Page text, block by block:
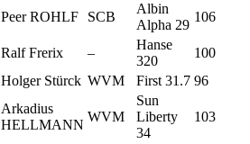
Peer ROHLF SCB
Albin
Alpha 29
106
Ralf Frerix –
Hanse
320
100
Holger Stürck WVM First 31.7 96
Arkadius
HELLMANN
WVM
Sun
Liberty
34
103